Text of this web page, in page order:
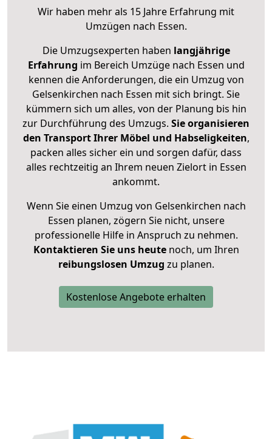
Wir haben mehr als 15 Jahre Erfahrung mit
Umzügen nach Essen.
Die Umzugsexperten haben langjährige
Erfahrung im Bereich Umzüge nach Essen und
kennen die Anforderungen, die ein Umzug von
Gelsenkirchen nach Essen mit sich bringt. Sie
kümmern sich um alles, von der Planung bis hin
zur Durchführung des Umzugs. Sie organisieren
den Transport Ihrer Möbel und Habseligkeiten,
packen alles sicher ein und sorgen dafür, dass
alles rechtzeitig an Ihrem neuen Zielort in Essen
ankommt.
Wenn Sie einen Umzug von Gelsenkirchen nach
Essen planen, zögern Sie nicht, unsere
professionelle Hilfe in Anspruch zu nehmen.
Kontaktieren Sie uns heutenoch, um Ihren
reibungslosen Umzug zu planen.
Kostenlose Angebote erhalten